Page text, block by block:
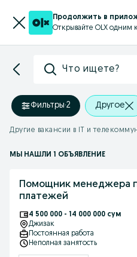
Продолжить в
Открывайте OLX одним
Что ищете?
Фильтры·2 Другое
МЫ НАШЛИ 1 ОБЪЯВЛЕНИЕ
Помощник менеджера
платежей
4 500 000 - 14 000 000 сум
Джизак
Постоянная работа
Неполная занятость